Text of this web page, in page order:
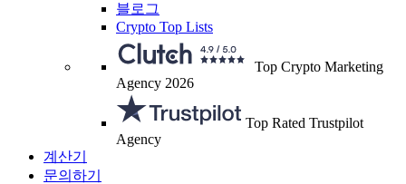
블로그
Crypto Top Lists
Top Crypto Marketing
Agency 2026
Top Rated Trustpilot
Agency
계산기
문의하기